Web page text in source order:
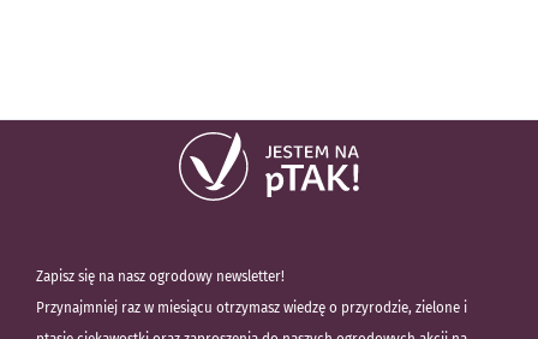
Zapisz się na nasz ogrodowy newsletter!
Przynajmniej raz w miesiącu otrzymasz wiedzę o przyrodzie, zielone i